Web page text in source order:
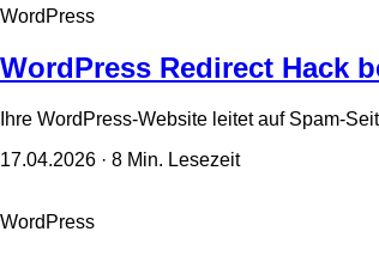
WordPress
WordPress Redirect Hack
Ihre WordPress-Website leitet auf Spam-
17.04.2026 · 8 Min. Lesezeit
WordPress